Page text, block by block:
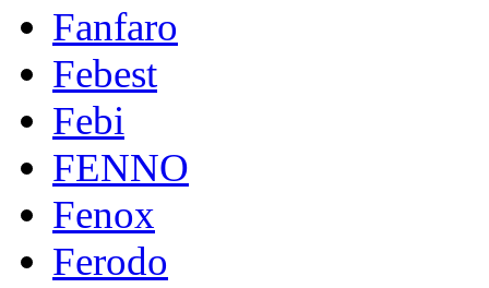
Fanfaro
Febest
Febi
FENNO
Fenox
Ferodo